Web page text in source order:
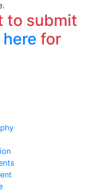
to submit
for